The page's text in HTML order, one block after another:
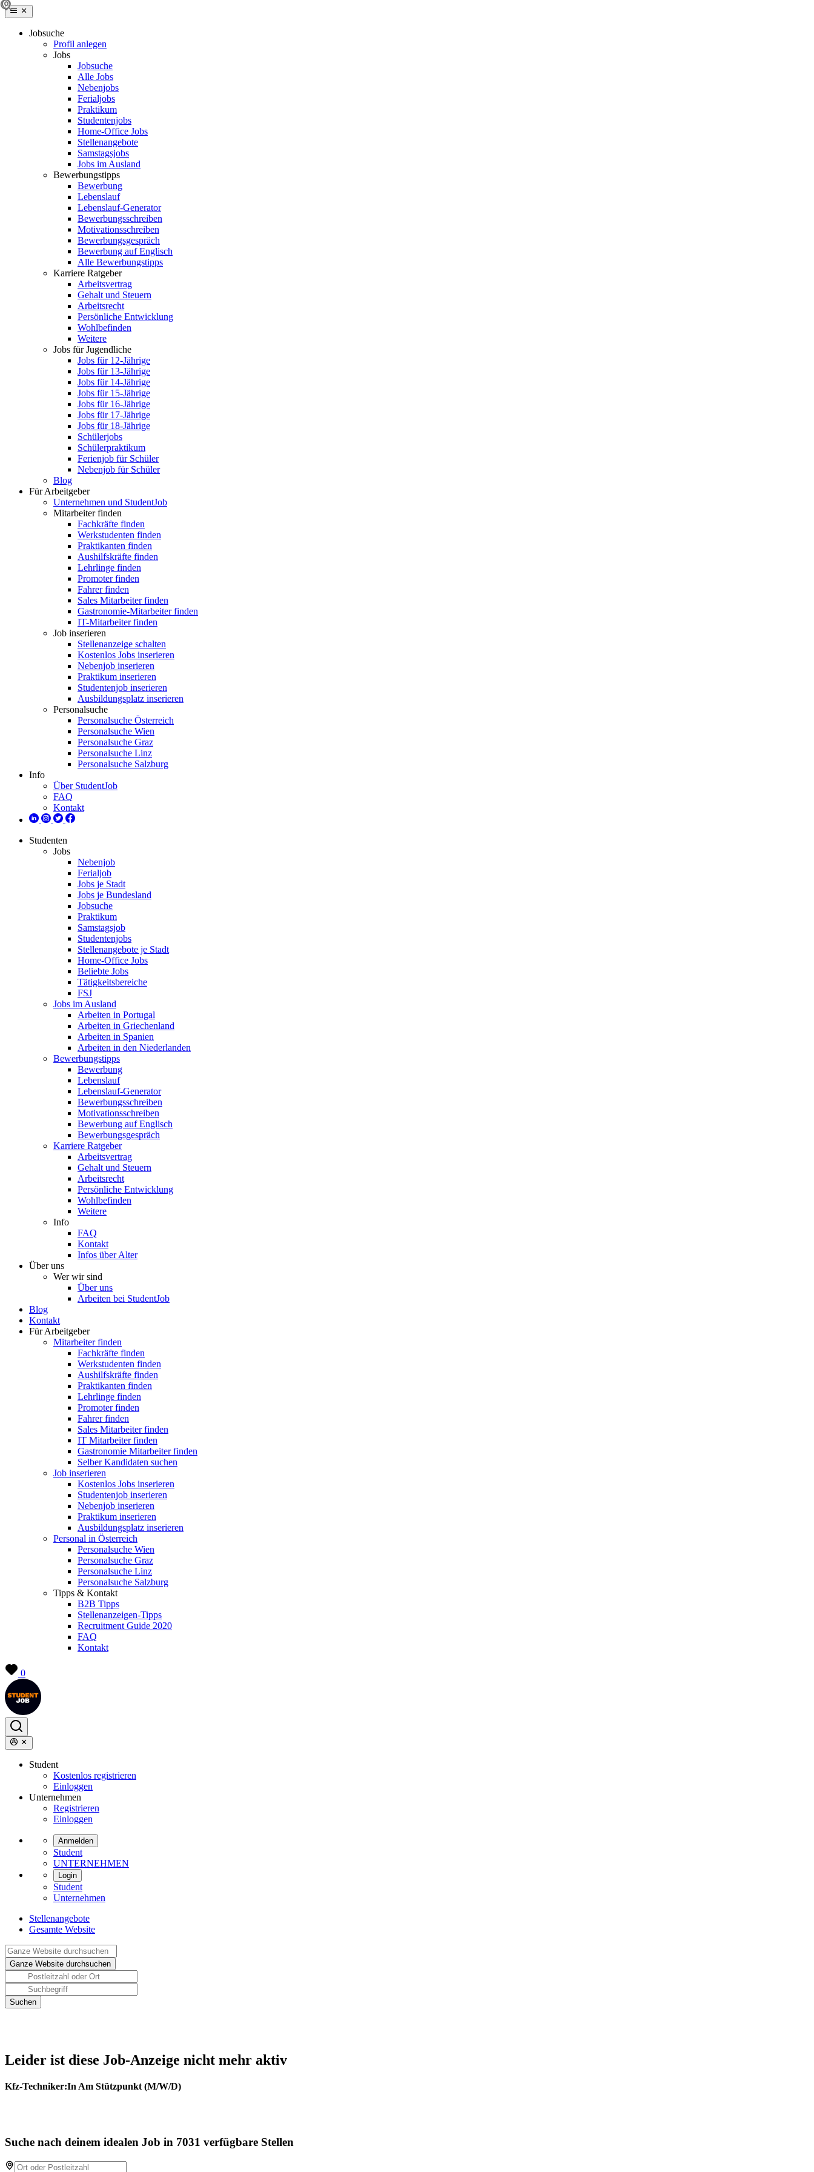
Jobsuche
Profil anlegen
Jobs
Jobsuche
Alle Jobs
Nebenjobs
Ferialjobs
Praktikum
Studentenjobs
Home-Office Jobs
Stellenangebote
Samstagsjobs
Jobs im Ausland
Bewerbungstipps
Bewerbung
Lebenslauf
Lebenslauf-Generator
Bewerbungsschreiben
Motivationsschreiben
Bewerbungsgespräch
Bewerbung auf Englisch
Alle Bewerbungstipps
Karriere Ratgeber
Arbeitsvertrag
Gehalt und Steuern
Arbeitsrecht
Persönliche Entwicklung
Wohlbefinden
Weitere
Jobs für Jugendliche
Jobs für 12-Jährige
Jobs für 13-Jährige
Jobs für 14-Jährige
Jobs für 15-Jährige
Jobs für 16-Jährige
Jobs für 17-Jährige
Jobs für 18-Jährige
Schülerjobs
Schülerpraktikum
Ferienjob für Schüler
Nebenjob für Schüler
Blog
Für Arbeitgeber
Unternehmen und StudentJob
Mitarbeiter finden
Fachkräfte finden
Werkstudenten finden
Praktikanten finden
Aushilfskräfte finden
Lehrlinge finden
Promoter finden
Fahrer finden
Sales Mitarbeiter finden
Gastronomie-Mitarbeiter finden
IT-Mitarbeiter finden
Job inserieren
Stellenanzeige schalten
Kostenlos Jobs inserieren
Nebenjob inserieren
Praktikum inserieren
Studentenjob inserieren
Ausbildungsplatz inserieren
Personalsuche
Personalsuche Österreich
Personalsuche Wien
Personalsuche Graz
Personalsuche Linz
Personalsuche Salzburg
Info
Über StudentJob
FAQ
Kontakt
Studenten
Jobs
Nebenjob
Ferialjob
Jobs je Stadt
Jobs je Bundesland
Jobsuche
Praktikum
Samstagsjob
Studentenjobs
Stellenangebote je Stadt
Home-Office Jobs
Beliebte Jobs
Tätigkeitsbereiche
FSJ
Jobs im Ausland
Arbeiten in Portugal
Arbeiten in Griechenland
Arbeiten in Spanien
Arbeiten in den Niederlanden
Bewerbungstipps
Bewerbung
Lebenslauf
Lebenslauf-Generator
Bewerbungsschreiben
Motivationsschreiben
Bewerbung auf Englisch
Bewerbungsgespräch
Karriere Ratgeber
Arbeitsvertrag
Gehalt und Steuern
Arbeitsrecht
Persönliche Entwicklung
Wohlbefinden
Weitere
Info
FAQ
Kontakt
Infos über Alter
Über uns
Wer wir sind
Über uns
Arbeiten bei StudentJob
Blog
Kontakt
Für Arbeitgeber
Mitarbeiter finden
Fachkräfte finden
Werkstudenten finden
Aushilfskräfte finden
Praktikanten finden
Lehrlinge finden
Promoter finden
Fahrer finden
Sales Mitarbeiter finden
IT Mitarbeiter finden
Gastronomie Mitarbeiter finden
Selber Kandidaten suchen
Job inserieren
Kostenlos Jobs inserieren
Studentenjob inserieren
Nebenjob inserieren
Praktikum inserieren
Ausbildungsplatz inserieren
Personal in Österreich
Personalsuche Wien
Personalsuche Graz
Personalsuche Linz
Personalsuche Salzburg
Tipps & Kontakt
B2B Tipps
Stellenanzeigen-Tipps
Recruitment Guide 2020
FAQ
Kontakt
0
Student
Kostenlos registrieren
Einloggen
Unternehmen
Registrieren
Einloggen
Anmelden
Student
UNTERNEHMEN
Login
Student
Unternehmen
Stellenangebote
Gesamte Website
Leider ist diese Job-Anzeige nicht mehr aktiv
Kfz-Techniker:In Am Stützpunkt (M/W/D)
Suche nach deinem idealen Job in 7031 verfügbare Stellen